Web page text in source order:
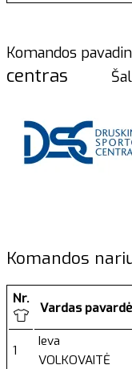
Komandos
centras
Komandos
Nr.
Vardas pavardė
1
Ieva
VOLKOVAITĖ